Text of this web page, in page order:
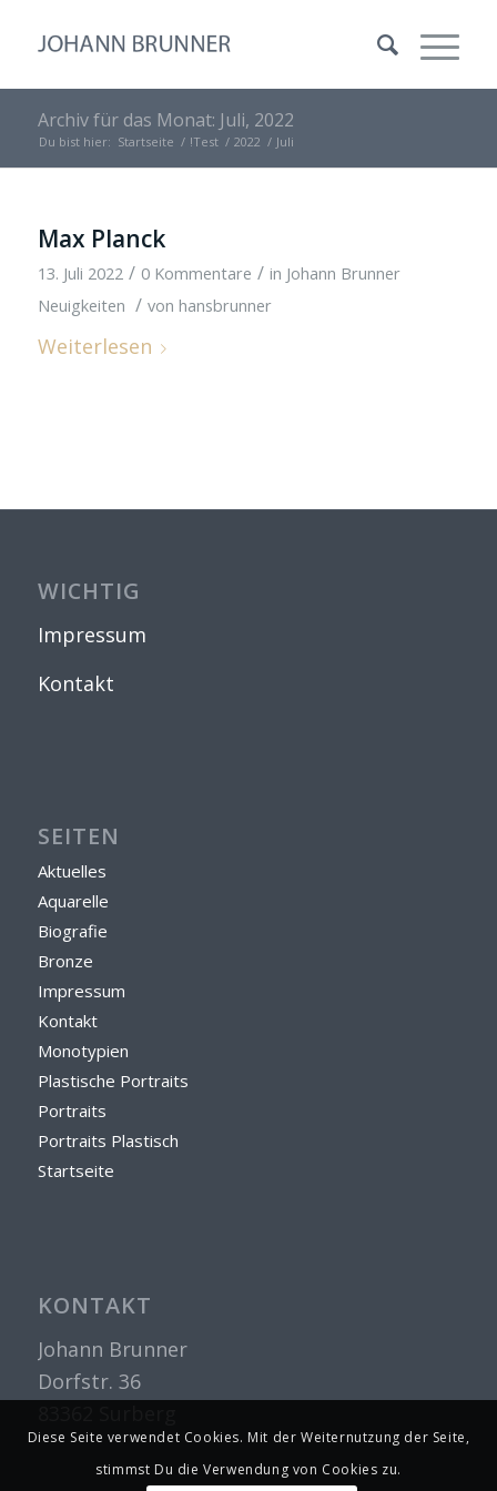
Archiv für das Monat: Juli, 2022
Du bist hier: Startseite / !Test / 2022 / Juli
Max Planck
13. Juli 2022 / 0 Kommentare / in Johann Brunner
Neuigkeiten / von hansbrunner
Weiterlesen
WICHTIG
Impressum
Kontakt
SEITEN
Aktuelles
Aquarelle
Biografie
Bronze
Impressum
Kontakt
Monotypien
Plastische Portraits
Portraits
Portraits Plastisch
Startseite
KONTAKT
Johann Brunner
Dorfstr. 36
Diese Seite verwendet Cookies. Mit der Weiternutzung der Seite,
stimmst Du die Verwendung von Cookies zu.